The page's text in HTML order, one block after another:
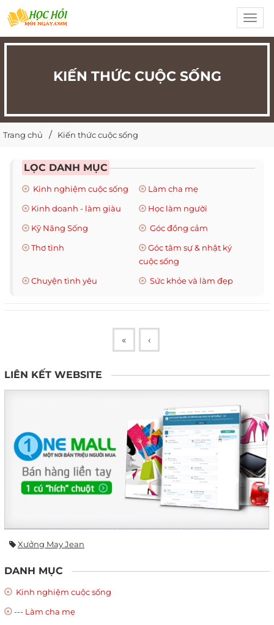
KIẾN THỨC CUỘC SỐNG
Trang chủ Kiến thức cuộc sống
LỌC DANH MỤC
Kinh nghiệm cuộc sống
Làm cha mẹ
Kinh doanh - làm giàu
Học làm người
Kỹ Năng Sống
Góc đồng cảm
Thơ tình
Góc tâm sự & nhật ký
cuộc sống
Chuyện tình yêu
Sức khỏe và làm đẹp
« ‹
LIÊN KẾT WEBSITE
Xưởng May Jean
DANH MỤC
Kinh nghiệm cuộc sống
--- Làm cha mẹ